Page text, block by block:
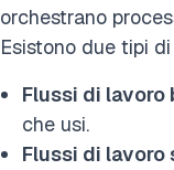
orchestrano
Esistono due tipi
Flussi di
che usi.
Flussi di lavoro